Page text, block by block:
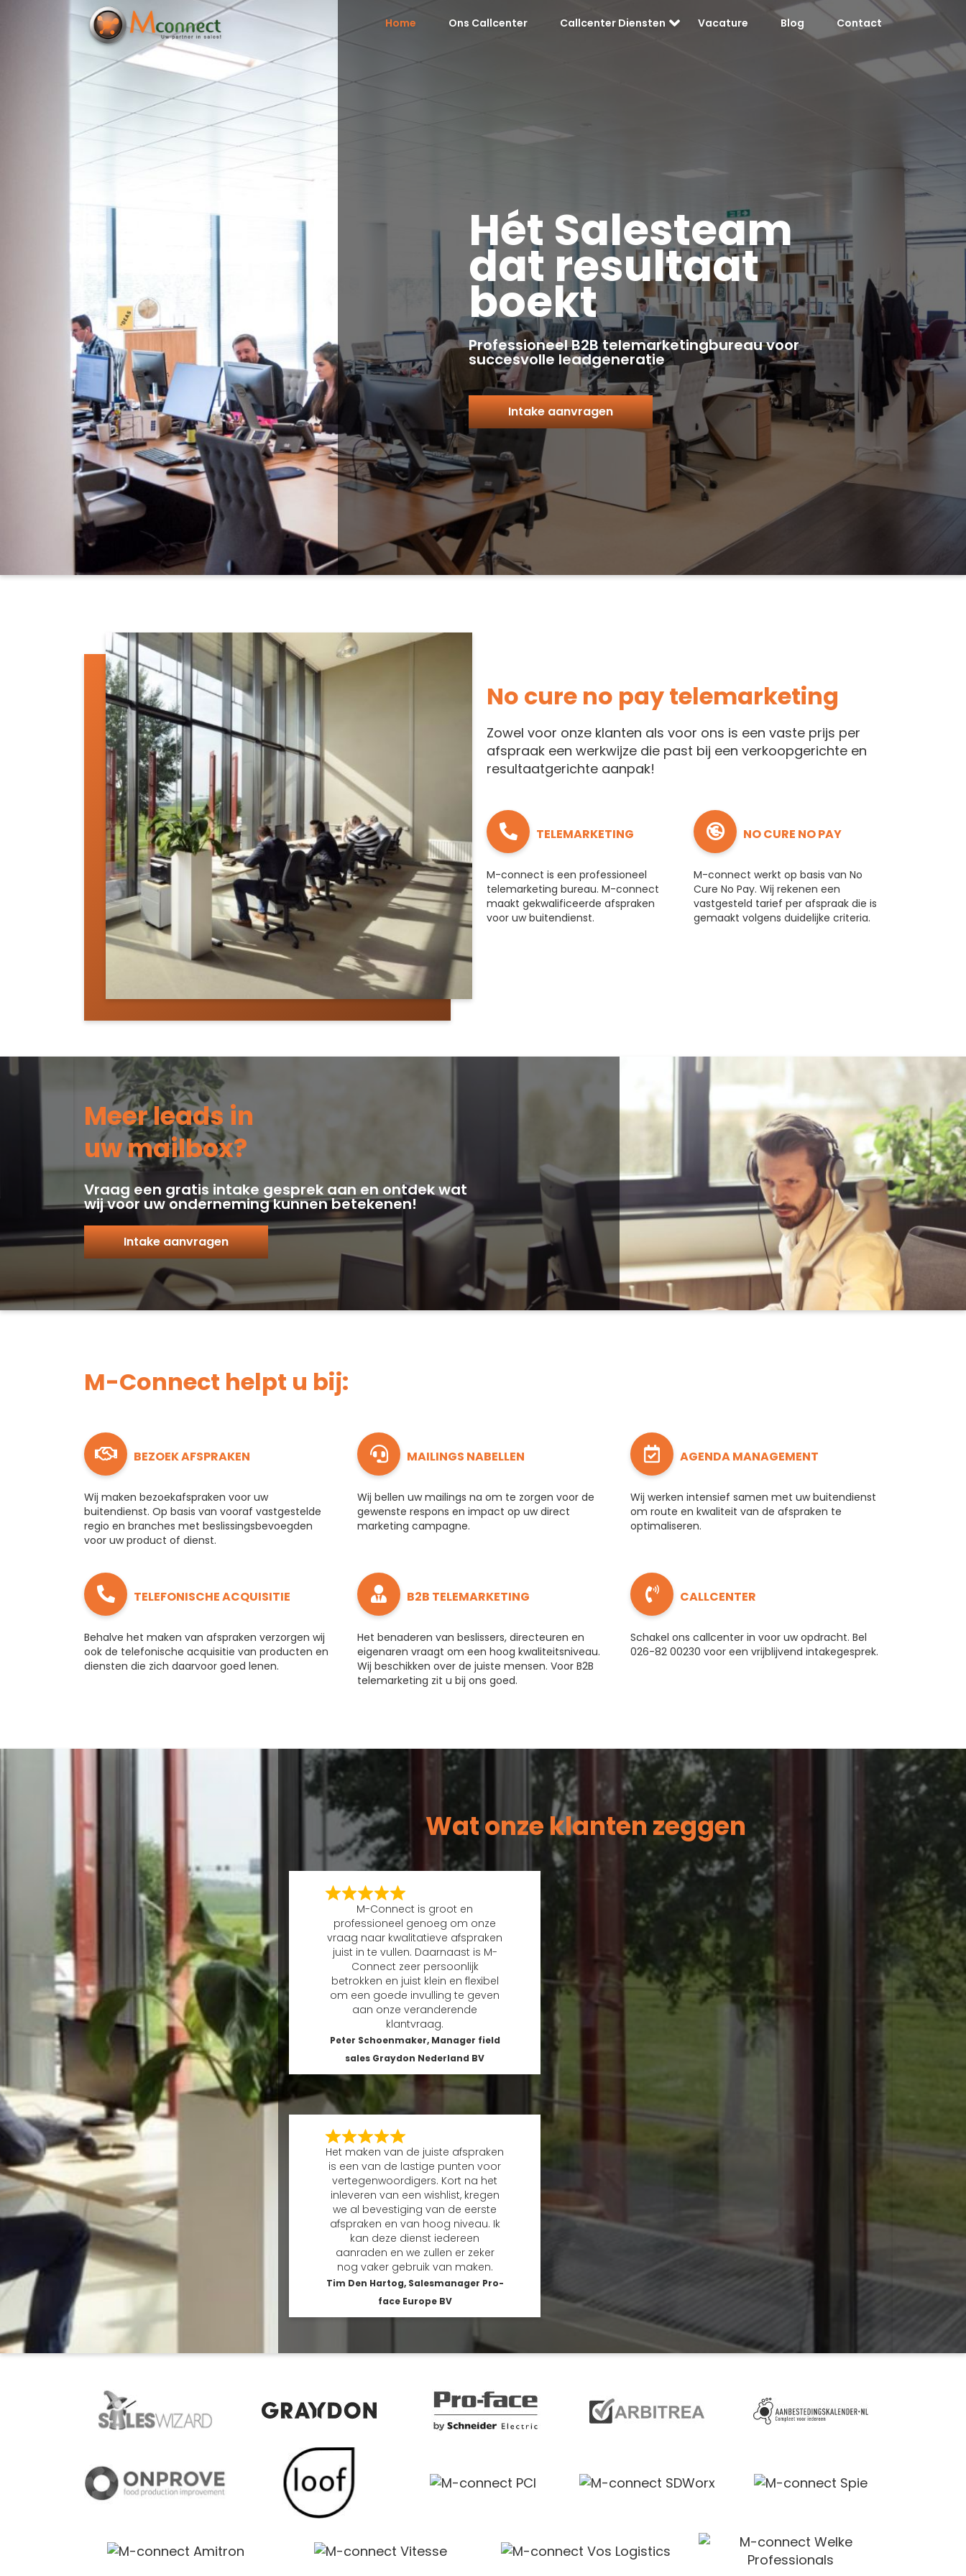
Callcenter Diensten
Home Ons Callcenter Callcenter Diensten Vacature Blog Contact
Hét Salesteam
dat resultaat
boekt
Professioneel B2B telemarketingbureau voor
succesvolle leadgeneratie
Intake aanvragen
No cure no pay telemarketing
Zowel voor onze klanten als voor ons is een vaste prijs per
afspraak een werkwijze die past bij een verkoopgerichte en
resultaatgerichte aanpak!
TELEMARKETING
M-connect is een professioneel
telemarketing bureau. M-connect
maakt gekwalificeerde afspraken
voor uw buitendienst.
NO CURE NO PAY
M-connect werkt op basis van No
Cure No Pay. Wij rekenen een
vastgesteld tarief per afspraak die is
gemaakt volgens duidelijke criteria.
Meer leads in
uw mailbox?
Vraag een gratis intake gesprek aan en ontdek wat
wij voor uw onderneming kunnen betekenen!
Intake aanvragen
M-Connect helpt u bij:
BEZOEK AFSPRAKEN
Wij maken bezoekafspraken voor uw
buitendienst. Op basis van vooraf vastgestelde
regio en branches met beslissingsbevoegden
voor uw product of dienst.
MAILINGS NABELLEN
Wij bellen uw mailings na om te zorgen voor de
gewenste respons en impact op uw direct
marketing campagne.
AGENDA MANAGEMENT
Wij werken intensief samen met uw buitendienst
om route en kwaliteit van de afspraken te
optimaliseren.
TELEFONISCHE ACQUISITIE
Behalve het maken van afspraken verzorgen wij
ook de telefonische acquisitie van producten en
diensten die zich daarvoor goed lenen.
B2B TELEMARKETING
Het benaderen van beslissers, directeuren en
eigenaren vraagt om een hoog kwaliteitsniveau.
Wij beschikken over de juiste mensen. Voor B2B
telemarketing zit u bij ons goed.
CALLCENTER
Schakel ons callcenter in voor uw opdracht. Bel
026-82 00230 voor een vrijblijvend intakegesprek.
Wat onze klanten zeggen
M-Connect is groot en
professioneel genoeg om onze
vraag naar kwalitatieve afspraken
juist in te vullen. Daarnaast is M-
Connect zeer persoonlijk
betrokken en juist klein en flexibel
om een goede invulling te geven
aan onze veranderende
klantvraag.
Peter Schoenmaker, Manager field
sales Graydon Nederland BV
Het maken van de juiste afspraken
is een van de lastige punten voor
vertegenwoordigers. Kort na het
inleveren van een wishlist, kregen
we al bevestiging van de eerste
afspraken en van hoog niveau. Ik
kan deze dienst iedereen
aanraden en we zullen er zeker
nog vaker gebruik van maken.
Tim Den Hartog, Salesmanager Pro-
face Europe BV